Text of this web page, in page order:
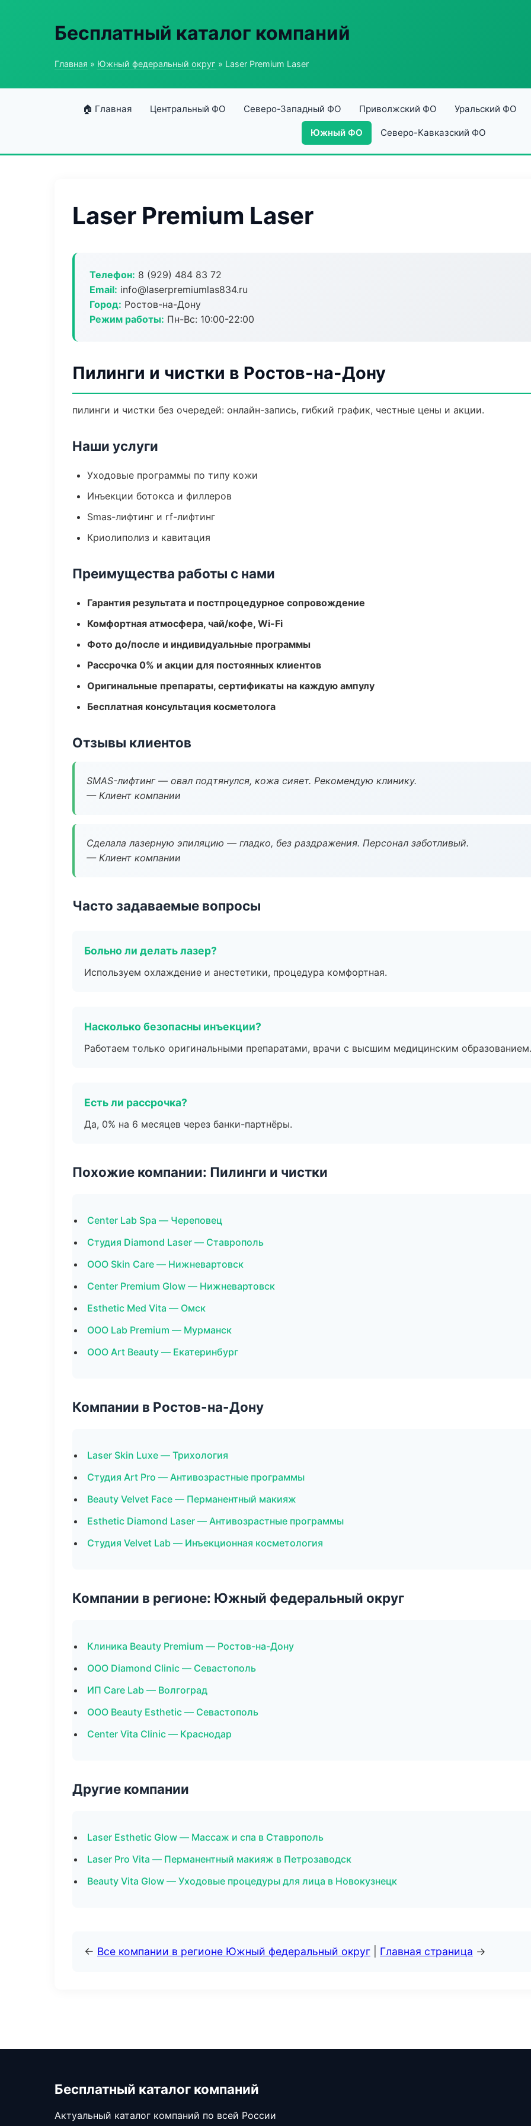
Бесплатный каталог компаний
Главная » Южный федеральный округ » Laser Premium Laser
🏠 Главная Центральный ФО Северо-Западный ФО Приволжский ФО Уральский ФО
Южный ФО Северо-Кавказский ФО
Laser Premium Laser
Телефон: 8 (929) 484 83 72
Email: info@laserpremiumlas834.ru
Город: Ростов-на-Дону
Режим работы: Пн-Вс: 10:00-22:00
Пилинги и чистки в Ростов-на-Дону
пилинги и чистки без очередей: онлайн-запись, гибкий график, честные цены и акции.
Наши услуги
Уходовые программы по типу кожи
Инъекции ботокса и филлеров
Smas-лифтинг и rf-лифтинг
Криолиполиз и кавитация
Преимущества работы с нами
Гарантия результата и постпроцедурное сопровождение
Комфортная атмосфера, чай/кофе, Wi-Fi
Фото до/после и индивидуальные программы
Рассрочка 0% и акции для постоянных клиентов
Оригинальные препараты, сертификаты на каждую ампулу
Бесплатная консультация косметолога
Отзывы клиентов
SMAS-лифтинг — овал подтянулся, кожа сияет. Рекомендую клинику.
— Клиент компании
Сделала лазерную эпиляцию — гладко, без раздражения. Персонал заботливый.
— Клиент компании
Часто задаваемые вопросы
Больно ли делать лазер?
Используем охлаждение и анестетики, процедура комфортная.
Насколько безопасны инъекции?
Работаем только оригинальными препаратами, врачи с высшим медицинским образованием.
Есть ли рассрочка?
Да, 0% на 6 месяцев через банки-партнёры.
Похожие компании: Пилинги и чистки
Center Lab Spa — Череповец
Студия Diamond Laser — Ставрополь
ООО Skin Care — Нижневартовск
Center Premium Glow — Нижневартовск
Esthetic Med Vita — Омск
ООО Lab Premium — Мурманск
ООО Art Beauty — Екатеринбург
Компании в Ростов-на-Дону
Laser Skin Luxe — Трихология
Студия Art Pro — Антивозрастные программы
Beauty Velvet Face — Перманентный макияж
Esthetic Diamond Laser — Антивозрастные программы
Студия Velvet Lab — Инъекционная косметология
Компании в регионе: Южный федеральный округ
Клиника Beauty Premium — Ростов-на-Дону
ООО Diamond Clinic — Севастополь
ИП Care Lab — Волгоград
ООО Beauty Esthetic — Севастополь
Center Vita Clinic — Краснодар
Другие компании
Laser Esthetic Glow — Массаж и спа в Ставрополь
Laser Pro Vita — Перманентный макияж в Петрозаводск
Beauty Vita Glow — Уходовые процедуры для лица в Новокузнецк
← Все компании в регионе Южный федеральный округ Главная страница →
Бесплатный каталог компаний
Актуальный каталог компаний по всей России